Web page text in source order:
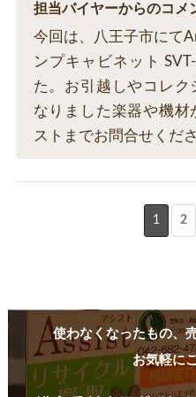
担当バイヤーからのコメ
今回は、八王子市にて
ンプキャビネット
た。お引越しやコレク
なりました楽器や機材
ストまでお問合せくださ
1 2
使わなくなったもの、
お気軽に